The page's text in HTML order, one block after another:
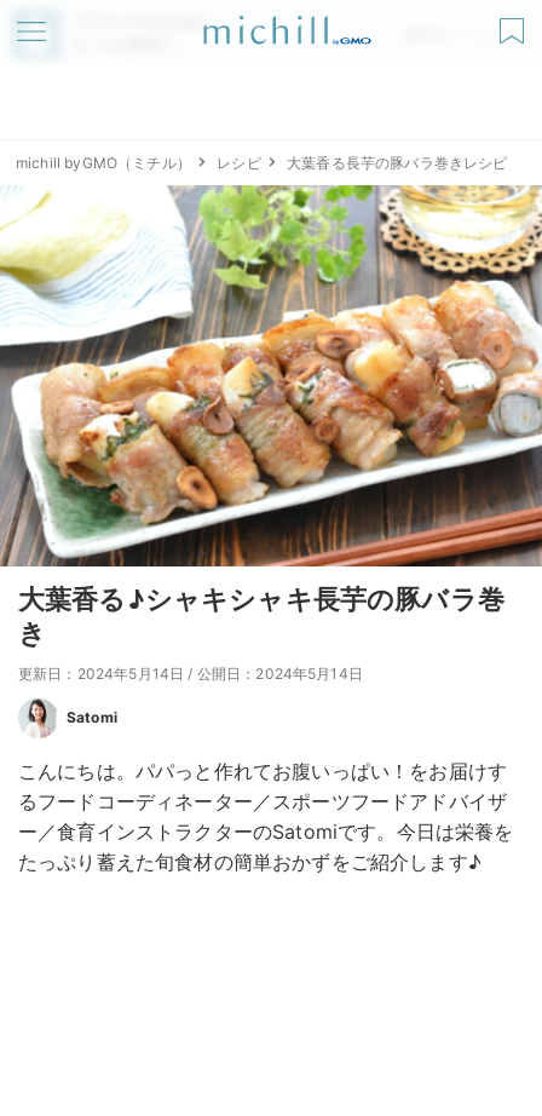
アプリでmichillが
無料ダウンロード
michill byGMO（ミチル） レシピ 大葉香る長芋の豚バラ巻きレシピ
大葉香る♪シャキシャキ長芋の豚バラ巻
き
更新日：2024年5月14日 / 公開日：2024年5月14日
Satomi
こんにちは。パパっと作れてお腹いっぱい！をお届けす
るフードコーディネーター／スポーツフードアドバイザ
ー／食育インストラクターのSatomiです。今日は栄養を
たっぷり蓄えた旬食材の簡単おかずをご紹介します♪